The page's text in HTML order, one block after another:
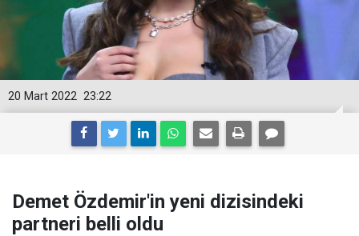
23:22
20 Mart 2022
Demet Özdemir'in yeni dizisindeki
partneri belli oldu